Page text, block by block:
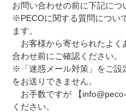
お問い合わせの前に下記につ
※PECOに関する質問につい
ます。
お客様から寄せられたよく
合わせ前にご確認ください。
※「迷惑メール対策」をご設
をお送りできません。
お手数ですが 【
ください。